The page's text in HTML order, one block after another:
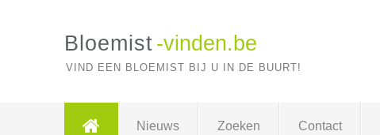
Bloemist -vinden.be
VIND EEN BLOEMIST BIJ U IN DE BUURT!
Nieuws Zoeken Contact